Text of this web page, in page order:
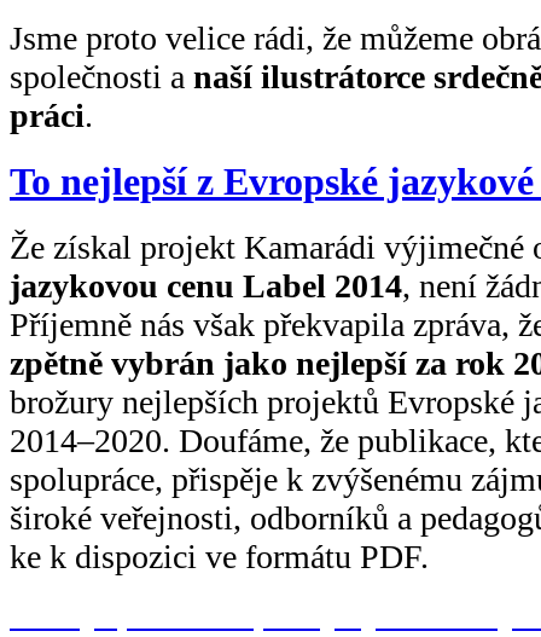
Jsme proto velice rádi, že můžeme
společnosti a naší ilustrátorce
práci.
To nejlepší z Evropské
Že získal projekt Kamarádi výjimečné
jazykovou cenu Label 2014, není
Příjemně nás však překvapila zpráva,
zpětně vybrán jako nejlepší za rok
brožury nejlepších projektů Evropské
2014–2020. Doufáme, že publikace,
spolupráce, přispěje k zvýšenému
široké veřejnosti, odborníků a
ke k dispozici ve formátu PDF.